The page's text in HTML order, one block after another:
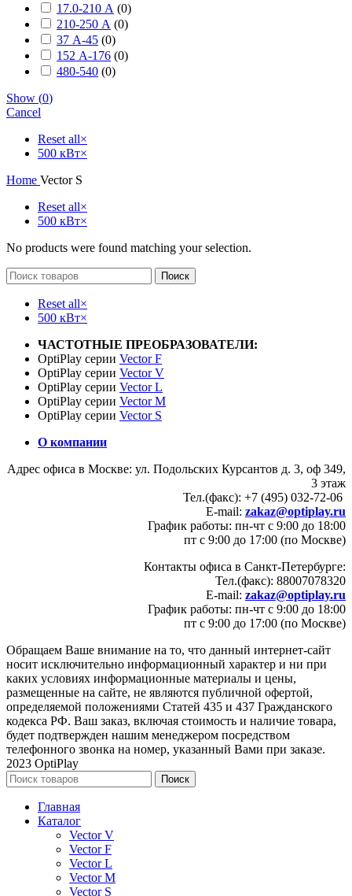
17.0-210 А (0)
210-250 А (0)
37 А-45 (0)
152 А-176 (0)
480-540 (0)
Show (0)
Cancel
Reset all×
500 кВт×
Home Vector S
Reset all×
500 кВт×
No products were found matching your selection.
Поиск
Reset all×
500 кВт×
ЧАСТОТНЫЕ ПРЕОБРАЗОВАТЕЛИ:
OptiPlay серии Vector F
OptiPlay серии Vector V
OptiPlay серии Vector L
OptiPlay серии Vector M
OptiPlay серии Vector S
О компании
Адрес офиса в Москве: ул. Подольских Курсантов д. 3, оф 349,
3 этаж
Тел.(факс): +7 (495) 032-72-06
E-mail: zakaz@optiplay.ru
График работы: пн-чт с 9:00 до 18:00
пт с 9:00 до 17:00 (по Москве)
Контакты офиса в Санкт-Петербурге:
Тел.(факс): 88007078320
E-mail: zakaz@optiplay.ru
График работы: пн-чт с 9:00 до 18:00
пт с 9:00 до 17:00 (по Москве)
Обращаем Ваше внимание на то, что данный интернет-сайт
носит исключительно информационный характер и ни при
каких условиях информационные материалы и цены,
размещенные на сайте, не являются публичной офертой,
определяемой положениями Статей 435 и 437 Гражданского
кодекса РФ. Ваш заказ, включая стоимость и наличие товара,
будет подтвержден нашим менеджером посредством
телефонного звонка на номер, указанный Вами при заказе.
2023 OptiPlay
Поиск
Главная
Каталог
Vector V
Vector F
Vector L
Vector M
Vector S